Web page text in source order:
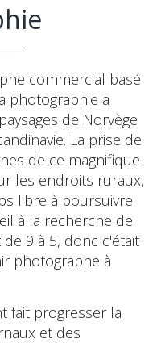
commercial basé
photographie a
de Norvège
La prise de
de ce magnifique
les endroits ruraux,
libre à poursuivre
à la recherche de
9 à 5, donc c'était
photographe à
fait progresser la
et des